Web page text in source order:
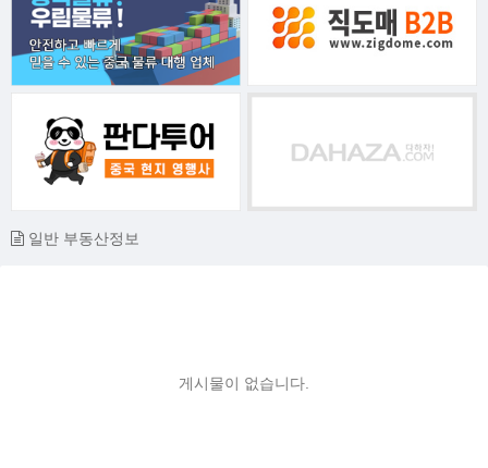
일반 부동산정보
게시물이 없습니다.